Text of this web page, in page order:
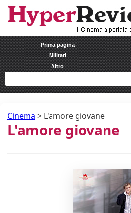
Prima pagina
Militari
Altro
Cinema > L'amore giovane
L'amore giovane